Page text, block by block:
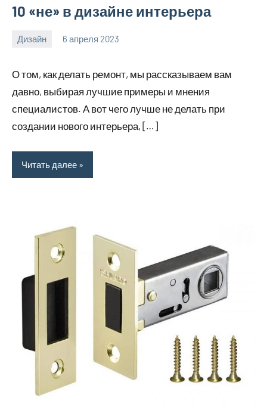
10 «не» в дизайне интерьера
Дизайн 6 апреля 2023
home_teplo_r
Нет
О том, как делать ремонт, мы рассказываем вам
давно, выбирая лучшие примеры и мнения
специалистов. А вот чего лучше не делать при
создании нового интерьера, […]
Читать далее